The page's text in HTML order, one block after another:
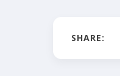
SHARE: